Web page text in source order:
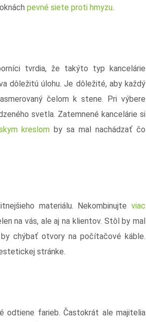
pevné siete proti hmyzu.
tvrdia, že takýto typ kancelárie
dôležitú úlohu. Je dôležité, aby každý
čelom k stene. Pri výbere
svetla. Zatemnené kancelárie si
kreslom by sa mal nachádzať čo
materiálu. Nekombinujte viac
na vás, ale aj na klientov. Stôl by mal
chýbať otvory na počítačové káble.
stránke.
odtiene farieb. Častokrát ale majitelia